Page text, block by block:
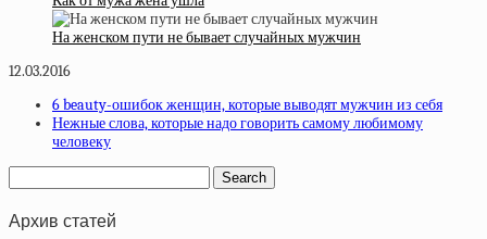
На женском пути не бывает случайных мужчин
12.03.2016
6 beauty-ошибок женщин, которые выводят мужчин из себя
Нежные слова, которые надо говорить самому любимому
человеку
Архив статей